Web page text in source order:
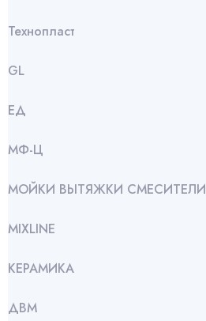
Технопласт
GL
ЕД
МФ-Ц
МОЙКИ ВЫТЯЖКИ СМЕСИТЕЛИ
МIXLINE
КЕРАМИКА
ДВМ